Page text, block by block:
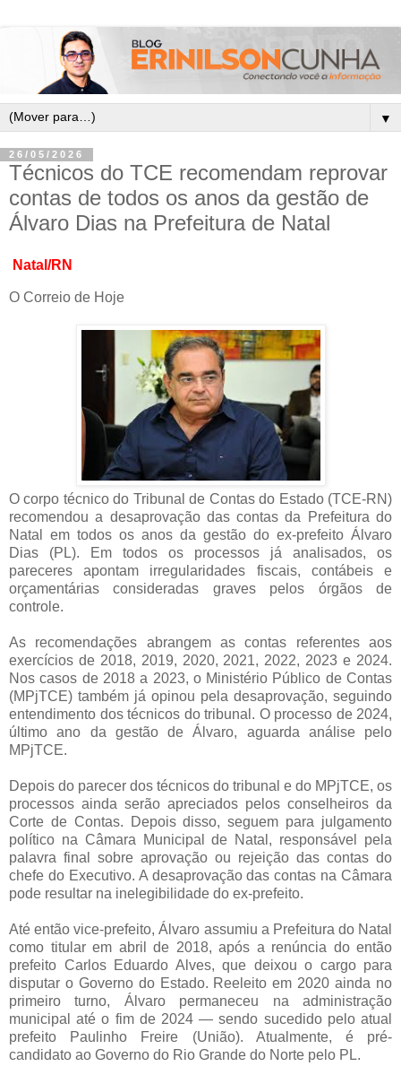
▼
26/05/2026
Técnicos do TCE recomendam reprovar
contas de todos os anos da gestão de
Álvaro Dias na Prefeitura de Natal
Natal/RN
O Correio de Hoje
O corpo técnico do Tribunal de Contas do Estado (TCE-RN)
recomendou a desaprovação das contas da Prefeitura do
Natal em todos os anos da gestão do ex-prefeito Álvaro
Dias (PL). Em todos os processos já analisados, os
pareceres apontam irregularidades fiscais, contábeis e
orçamentárias consideradas graves pelos órgãos de
controle.
As recomendações abrangem as contas referentes aos
exercícios de 2018, 2019, 2020, 2021, 2022, 2023 e 2024.
Nos casos de 2018 a 2023, o Ministério Público de Contas
(MPjTCE) também já opinou pela desaprovação, seguindo
entendimento dos técnicos do tribunal. O processo de 2024,
último ano da gestão de Álvaro, aguarda análise pelo
MPjTCE.
Depois do parecer dos técnicos do tribunal e do MPjTCE, os
processos ainda serão apreciados pelos conselheiros da
Corte de Contas. Depois disso, seguem para julgamento
político na Câmara Municipal de Natal, responsável pela
palavra final sobre aprovação ou rejeição das contas do
chefe do Executivo. A desaprovação das contas na Câmara
pode resultar na inelegibilidade do ex-prefeito.
Até então vice-prefeito, Álvaro assumiu a Prefeitura do Natal
como titular em abril de 2018, após a renúncia do então
prefeito Carlos Eduardo Alves, que deixou o cargo para
disputar o Governo do Estado. Reeleito em 2020 ainda no
primeiro turno, Álvaro permaneceu na administração
municipal até o fim de 2024 — sendo sucedido pelo atual
prefeito Paulinho Freire (União). Atualmente, é pré-
candidato ao Governo do Rio Grande do Norte pelo PL.